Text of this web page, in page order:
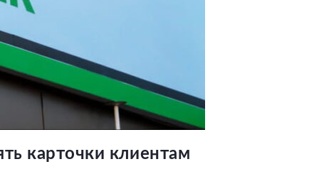
карточки клиентам